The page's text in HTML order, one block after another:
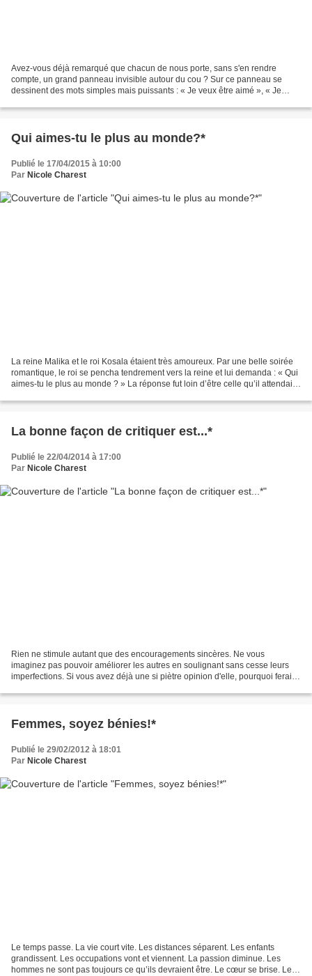
Avez-vous déjà remarqué que chacun de nous porte, sans s'en rendre
compte, un grand panneau invisible autour du cou ? Sur ce panneau se
dessinent des mots simples mais puissants : « Je veux être aimé », « Je
Qui aimes-tu le plus au monde?*
Publié le 17/04/2015 à 10:00
Par Nicole Charest
La reine Malika et le roi Kosala étaient très amoureux. Par une belle soirée
romantique, le roi se pencha tendrement vers la reine et lui demanda : « Qui
aimes-tu le plus au monde ? » La réponse fut loin d’être celle qu’il attendait
La bonne façon de critiquer est...*
Publié le 22/04/2014 à 17:00
Par Nicole Charest
Rien ne stimule autant que des encouragements sincères. Ne vous
imaginez pas pouvoir améliorer les autres en soulignant sans cesse leurs
imperfections. Si vous avez déjà une si piètre opinion d'elle, pourquoi ferait-
Femmes, soyez bénies!*
Publié le 29/02/2012 à 18:01
Par Nicole Charest
Le temps passe. La vie court vite. Les distances séparent. Les enfants
grandissent. Les occupations vont et viennent. La passion diminue. Les
hommes ne sont pas toujours ce qu’ils devraient être. Le cœur se brise. Les